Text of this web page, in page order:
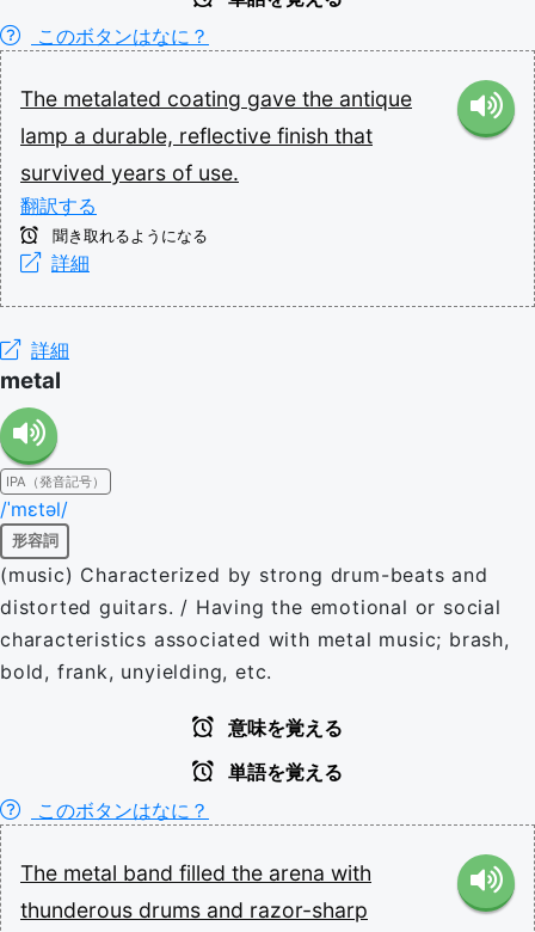
このボタンはなに？
The metalated coating gave the antique
lamp a durable, reflective finish that
survived years of use.
翻訳する
聞き取れるようになる
詳細
詳細
metal
IPA（発音記号）
/ˈmɛtəl/
形容詞
(music) Characterized by strong drum-beats and
distorted guitars. / Having the emotional or social
characteristics associated with metal music; brash,
bold, frank, unyielding, etc.
意味を覚える
単語を覚える
このボタンはなに？
The metal band filled the arena with
thunderous drums and razor-sharp